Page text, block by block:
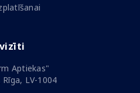
Aptiekas"
LV-1004